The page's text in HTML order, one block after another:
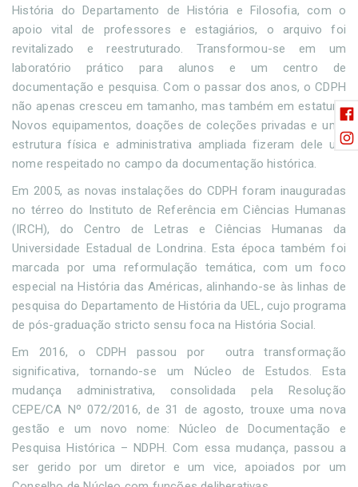
História do Departamento de História e Filosofia, com o
apoio vital de professores e estagiários, o arquivo foi
revitalizado e reestruturado. Transformou-se em um
laboratório prático para alunos e um centro de
documentação e pesquisa. Com o passar dos anos, o CDPH
não apenas cresceu em tamanho, mas também em estatura.
Novos equipamentos, doações de coleções privadas e uma
estrutura física e administrativa ampliada fizeram dele um
nome respeitado no campo da documentação histórica.
Em 2005, as novas instalações do CDPH foram inauguradas
no térreo do Instituto de Referência em Ciências Humanas
(IRCH), do Centro de Letras e Ciências Humanas da
Universidade Estadual de Londrina. Esta época também foi
marcada por uma reformulação temática, com um foco
especial na História das Américas, alinhando-se às linhas de
pesquisa do Departamento de História da UEL, cujo programa
de pós-graduação stricto sensu foca na História Social.
Em 2016, o CDPH passou por outra transformação
significativa, tornando-se um Núcleo de Estudos. Esta
mudança administrativa, consolidada pela Resolução
CEPE/CA Nº 072/2016, de 31 de agosto, trouxe uma nova
gestão e um novo nome: Núcleo de Documentação e
Pesquisa Histórica – NDPH. Com essa mudança, passou a
ser gerido por um diretor e um vice, apoiados por um